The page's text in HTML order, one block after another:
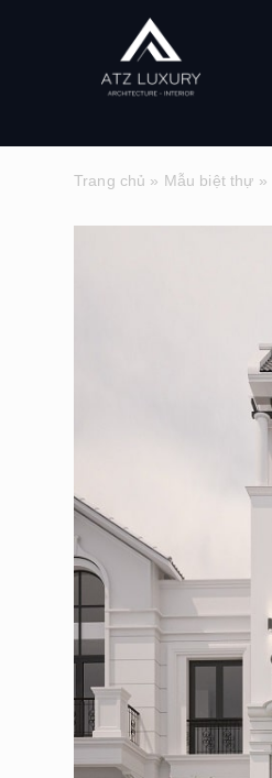
Trang chủ » Mẫu biệt thự »